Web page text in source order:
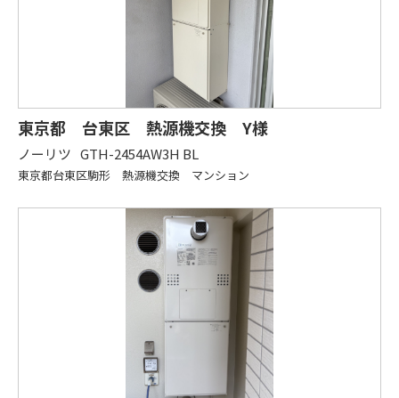
東京都 台東区 熱源機交換 Y様
ノーリツ GTH-2454AW3H BL
東京都台東区駒形 熱源機交換 マンション